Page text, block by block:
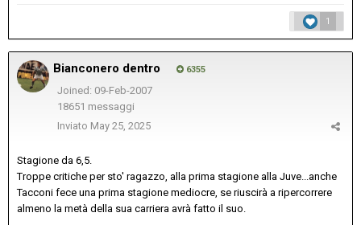
1
Bianconero dentro 6355
Joined: 09-Feb-2007
18651 messaggi
Inviato May 25, 2025
Stagione da 6,5.
Troppe critiche per sto' ragazzo, alla prima stagione alla Juve...anche
Tacconi fece una prima stagione mediocre, se riuscirà a ripercorrere
almeno la metà della sua carriera avrà fatto il suo.